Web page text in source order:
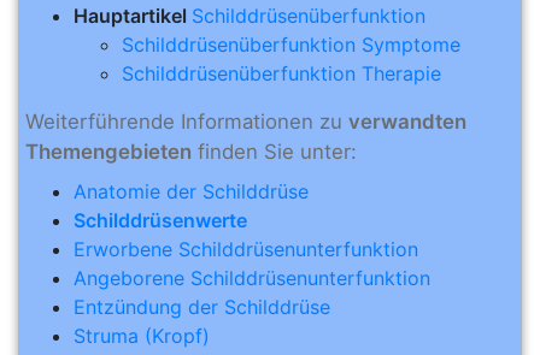
Hauptartikel Schilddrüsenüberfunktion
Schilddrüsenüberfunktion Symptome
Schilddrüsenüberfunktion Therapie
Weiterführende Informationen zu verwandten
Themengebieten finden Sie unter:
Anatomie der Schilddrüse
Schilddrüsenwerte
Erworbene Schilddrüsenunterfunktion
Angeborene Schilddrüsenunterfunktion
Entzündung der Schilddrüse
Struma (Kropf)